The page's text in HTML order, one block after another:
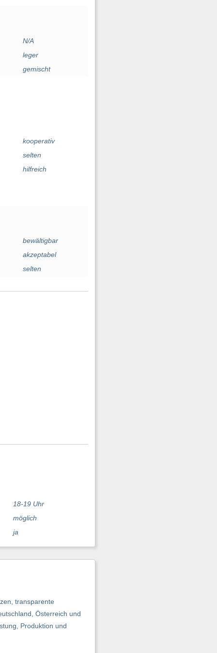
N/A
leger
gemischt
kooperativ
selten
hilfreich
bewältigbar
akzeptabel
selten
18-19 Uhr
möglich
ja
transparente
Österreich und
Produktion und